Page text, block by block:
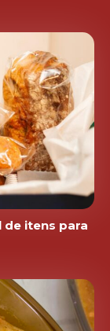
de itens para